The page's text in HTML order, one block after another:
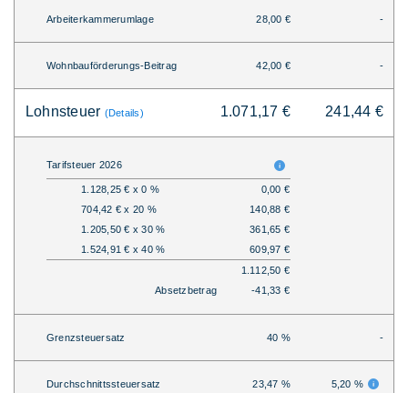
Arbeiterkammerumlage 28,00 € -
Wohnbauförderungs-Beitrag 42,00 € -
Lohnsteuer (Details) 1.071,17 € 241,44 €
Tarifsteuer 2026
1.128,25 € x 0 %
0,00 €
704,42 € x 20 %
140,88 €
1.205,50 € x 30 %
361,65 €
1.524,91 € x 40 %
609,97 €
1.112,50 €
Absetzbetrag
-41,33 €
Grenzsteuersatz 40 % -
Durchschnittssteuersatz 23,47 % 5,20 %